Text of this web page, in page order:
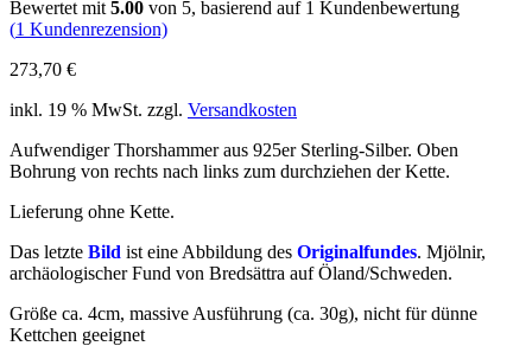
Bewertet mit 5.00 von 5, basierend auf 1 Kundenbewertung
(1 Kundenrezension)
273,70 €
inkl. 19 % MwSt. zzgl. Versandkosten
Aufwendiger Thorshammer aus 925er Sterling-Silber. Oben
Bohrung von rechts nach links zum durchziehen der Kette.
Lieferung ohne Kette.
Das letzte Bild ist eine Abbildung des Originalfundes. Mjölnir,
archäologischer Fund von Bredsättra auf Öland/Schweden.
Größe ca. 4cm, massive Ausführung (ca. 30g), nicht für dünne
Kettchen geeignet